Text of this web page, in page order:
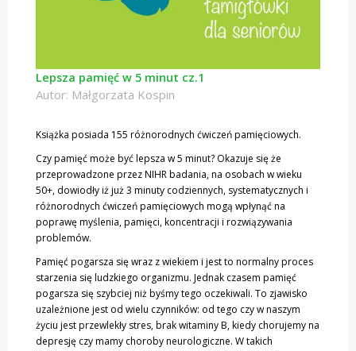
Lepsza pamięć w 5 minut cz.1
Autor: Małgorzata Kospin
Książka posiada 155 różnorodnych ćwiczeń pamięciowych.
Czy pamięć może być lepsza w 5 minut? Okazuje się że
przeprowadzone przez NIHR badania, na osobach w wieku
50+, dowiodły iż już 3 minuty codziennych, systematycznych i
różnorodnych ćwiczeń pamięciowych mogą wpłynąć na
poprawę myślenia, pamięci, koncentracji i rozwiązywania
problemów.
Pamięć pogarsza się wraz z wiekiem i jest to normalny proces
starzenia się ludzkiego organizmu. Jednak czasem pamięć
pogarsza się szybciej niż byśmy tego oczekiwali. To zjawisko
uzależnione jest od wielu czynników: od tego czy w naszym
życiu jest przewlekły stres, brak witaminy B, kiedy chorujemy na
depresję czy mamy choroby neurologiczne. W takich